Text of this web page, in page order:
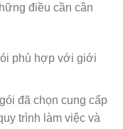
điều cần cân
phù hợp với giới
đã chọn cung cấp
trình làm việc và